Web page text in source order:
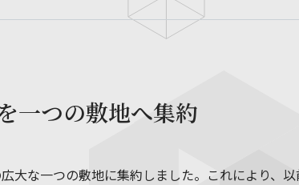
一つの敷地へ集約
大な一つの敷地に集約しました。これにより、